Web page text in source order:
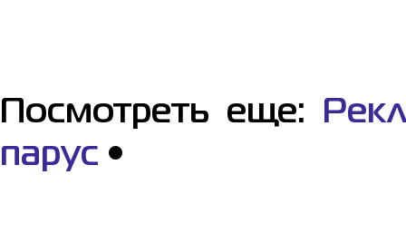
Посмотреть еще:
парус •